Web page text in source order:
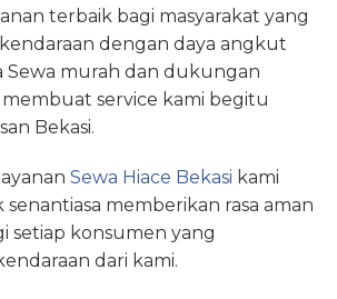
terbaik bagi masyarakat yang
dengan daya angkut
Sewa murah dan dukungan
service kami begitu
Bekasi.
Sewa Hiace Bekasi kami
memberikan rasa aman
setiap konsumen yang
dari kami.